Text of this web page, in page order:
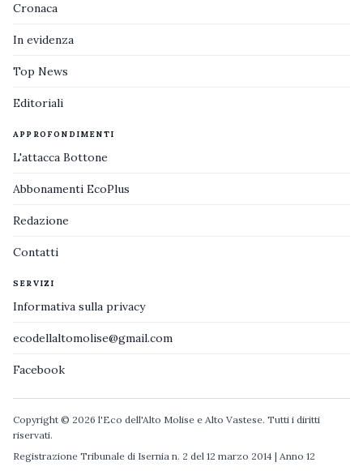
Cronaca
In evidenza
Top News
Editoriali
APPROFONDIMENTI
L'attacca Bottone
Abbonamenti EcoPlus
Redazione
Contatti
SERVIZI
Informativa sulla privacy
ecodellaltomolise@gmail.com
Facebook
Copyright © 2026 l'Eco dell'Alto Molise e Alto Vastese. Tutti i diritti
riservati.
Registrazione Tribunale di Isernia n. 2 del 12 marzo 2014 | Anno 12